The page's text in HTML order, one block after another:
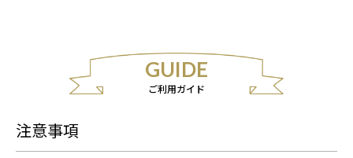
GUIDE
ご利用ガイド
注意事項